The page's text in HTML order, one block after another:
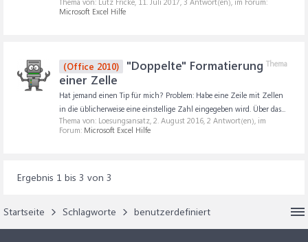
Microsoft Excel Hilfe
Thema
(Office 2010)
"Doppelte" Formatierung
einer Zelle
Hat jemand einen Tip für mich? Problem: Habe eine Zeile mit Zellen
in die üblicherweise eine einstellige Zahl eingegeben wird. Über das...
Thema von: Loesungsansatz, 2. August 2016, 2 Antwort(en), im
Forum: Microsoft Excel Hilfe
Ergebnis 1 bis 3 von 3
Startseite Schlagworte benutzerdefiniert